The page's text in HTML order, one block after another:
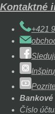
Kontaktné
+421
Bankové
Číslo